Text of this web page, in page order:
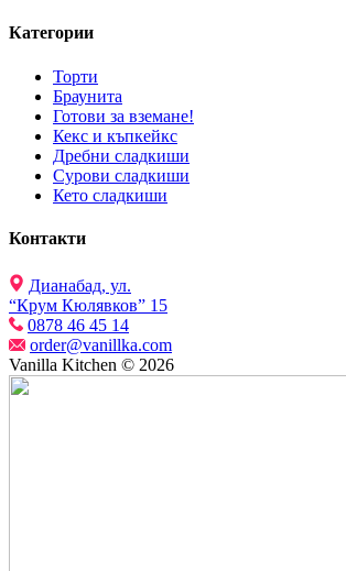
Категории
Торти
Браунита
Готови за вземане!
Кекс и къпкейкс
Дребни сладкиши
Сурови сладкиши
Кето сладкиши
Контакти
Дианабад, ул.
“Крум Кюлявков” 15
0878 46 45 14
order@vanillka.com
Vanilla Kitchen © 2026